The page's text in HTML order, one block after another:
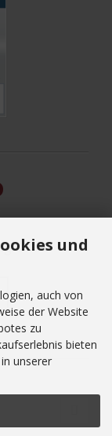
und
auch von
der Website
zu
bieten
unserer